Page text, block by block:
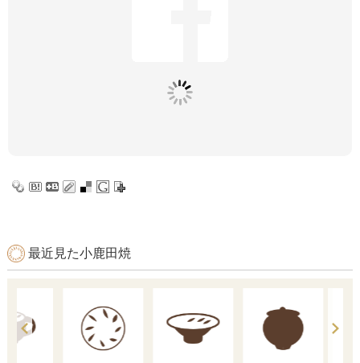
最近見た小鹿田焼